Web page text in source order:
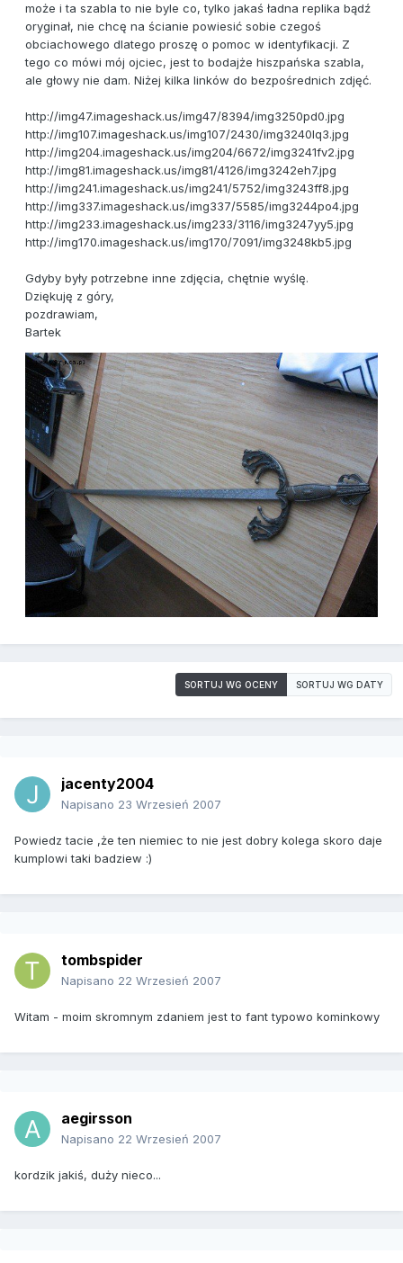
może i ta szabla to nie byle co, tylko jakaś ładna replika bądź
oryginał, nie chcę na ścianie powiesić sobie czegoś
obciachowego dlatego proszę o pomoc w identyfikacji. Z
tego co mówi mój ojciec, jest to bodajże hiszpańska szabla,
ale głowy nie dam. Niżej kilka linków do bezpośrednich zdjęć.
http://img47.imageshack.us/img47/8394/img3250pd0.jpg
http://img107.imageshack.us/img107/2430/img3240lq3.jpg
http://img204.imageshack.us/img204/6672/img3241fv2.jpg
http://img81.imageshack.us/img81/4126/img3242eh7.jpg
http://img241.imageshack.us/img241/5752/img3243ff8.jpg
http://img337.imageshack.us/img337/5585/img3244po4.jpg
http://img233.imageshack.us/img233/3116/img3247yy5.jpg
http://img170.imageshack.us/img170/7091/img3248kb5.jpg
Gdyby były potrzebne inne zdjęcia, chętnie wyślę.
Dziękuję z góry,
pozdrawiam,
Bartek
SORTUJ WG OCENY SORTUJ WG DATY
jacenty2004
Napisano 23 Wrzesień 2007
Powiedz tacie ,że ten niemiec to nie jest dobry kolega skoro daje
kumplowi taki badziew :)
tombspider
Napisano 22 Wrzesień 2007
Witam - moim skromnym zdaniem jest to fant typowo kominkowy
aegirsson
Napisano 22 Wrzesień 2007
kordzik jakiś, duży nieco...